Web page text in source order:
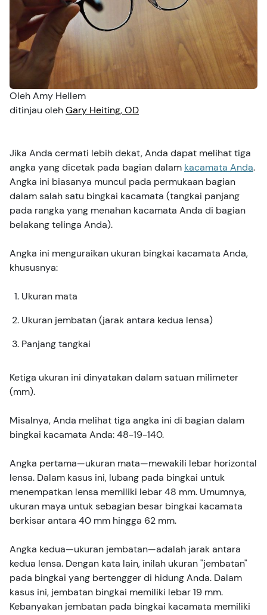
Cedera Mata
Gejala
Pemeriksaan Mata
Kesehatan Penglihatan
Keamanan
Tes Mata
Hewan Peliharaan dan Satwa
Penglihatan dan Keselamatan di Jalan
Pemeliharaan
Video
Sponsor
Podcast
Buletin
Oleh Amy Hellem
ditinjau olehGary Heiting, OD
Jika Anda cermati lebih dekat, Anda dapat melihat tiga
angka yang dicetak pada bagian dalam kacamata Anda.
Angka ini biasanya muncul pada permukaan bagian
dalam salah satu bingkai kacamata (tangkai panjang
pada rangka yang menahan kacamata Anda di bagian
belakang telinga Anda).
Angka ini menguraikan ukuran bingkai kacamata Anda,
khususnya:
Ukuran mata
Ukuran jembatan (jarak antara kedua lensa)
Panjang tangkai
Ketiga ukuran ini dinyatakan dalam satuan milimeter
(mm).
Misalnya, Anda melihat tiga angka ini di bagian dalam
bingkai kacamata Anda: 48-19-140.
Angka pertama—ukuran mata—mewakili lebar horizontal
lensa. Dalam kasus ini, lubang pada bingkai untuk
menempatkan lensa memiliki lebar 48 mm. Umumnya,
ukuran maya untuk sebagian besar bingkai kacamata
berkisar antara 40 mm hingga 62 mm.
Angka kedua—ukuran jembatan—adalah jarak antara
kedua lensa. Dengan kata lain, inilah ukuran "jembatan"
pada bingkai yang bertengger di hidung Anda. Dalam
kasus ini, jembatan bingkai memiliki lebar 19 mm.
Kebanyakan jembatan pada bingkai kacamata memiliki